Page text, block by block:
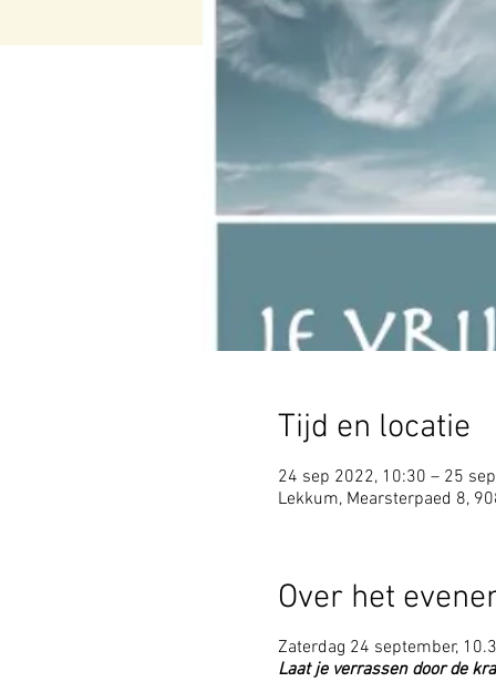
Tijd en locatie
24 sep 2022, 10:30 – 25
Lekkum, Mearsterpaed 8,
Over het
Zaterdag 24 september,
Laat je verrassen door de